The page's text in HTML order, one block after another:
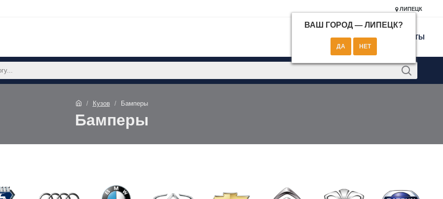
ЛИПЕЦК
ВАШ ГОРОД — ЛИПЕЦК?
КОНТАКТЫ
Кузов Бамперы
Бамперы